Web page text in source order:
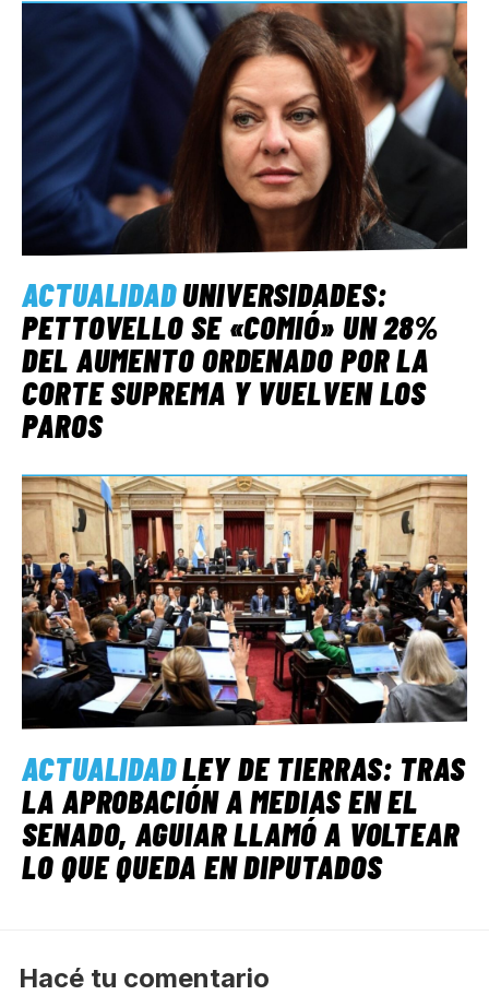
ACTUALIDADUNIVERSIDADES:
PETTOVELLO SE «COMIÓ» UN 28%
DEL AUMENTO ORDENADO POR LA
CORTE SUPREMA Y VUELVEN LOS
PAROS
ACTUALIDADLEY DE TIERRAS: TRAS
LA APROBACIÓN A MEDIAS EN EL
SENADO, AGUIAR LLAMÓ A VOLTEAR
LO QUE QUEDA EN DIPUTADOS
Hacé tu comentario